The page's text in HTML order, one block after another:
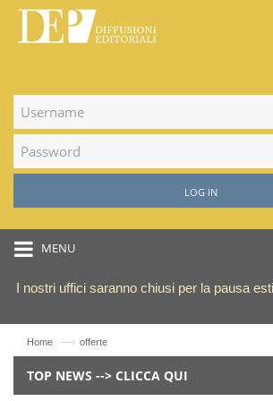
LOG IN
MENU
I nostri uffici saranno chiusi per la pausa
Home —› offerte
TOP NEWS --> CLICCA QUI